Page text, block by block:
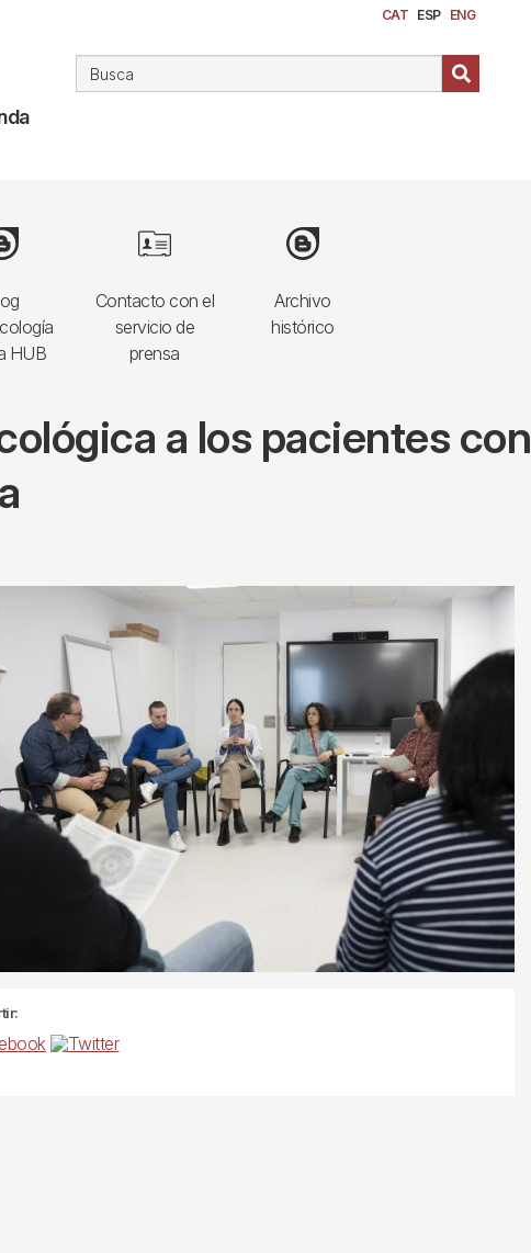
CAT ESP ENG
HUB
Contacto con el
servicio de
prensa
Image
Archivo
histórico
Image
a los pacientes con